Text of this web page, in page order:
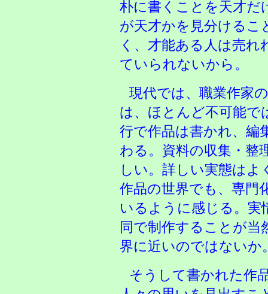
朴に書くことを天才だ
が天才かを見分ける
く、才能ある人は売
ていられないから。
現代では、職業作家
は、ほとんど不可能で
行で作品は書かれ、編
わる。資料の収集・整
しい。詳しい実態は
作品の世界でも、専門
いるように感じる。実
同で制作することが
界に近いのではないか
そうして書かれた作